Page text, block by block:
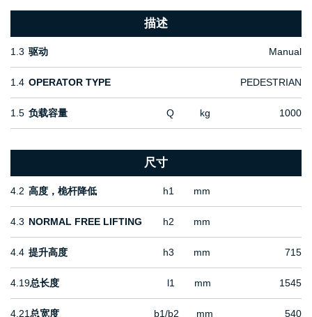
描述
1.3 驱动 Manual
1.4 OPERATOR TYPE PEDESTRIAN
1.5 负载容量 Q kg 1000
尺寸
4.2 高度，桅杆降低 h1 mm
4.3 NORMAL FREE LIFTING h2 mm
4.4 提升高度 h3 mm 715
4.19总长度 l1 mm 1545
4.21总宽度 b1/b2 mm 540